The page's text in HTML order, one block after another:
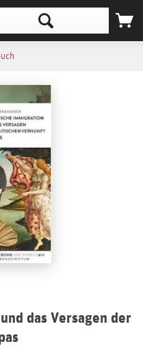
das Versagen der